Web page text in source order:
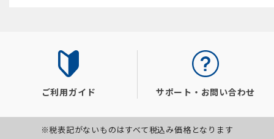
ご利用ガイド サポート・お問い合わせ
※税表記がないものはすべて税込み価格となります